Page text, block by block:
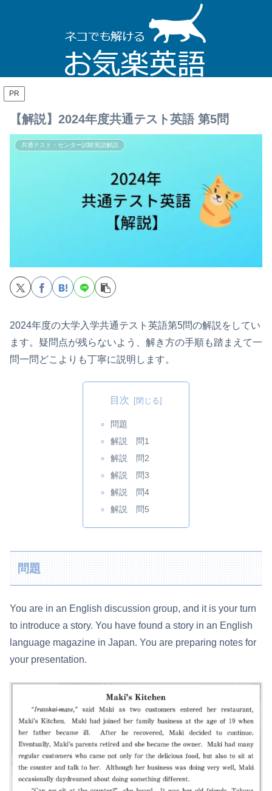
PR
【解説】2024年度共通テスト英語 第5問
共通テスト・センター試験英語解説
2024年度の大学入学共通テスト英語第5問の解説をしてい
ます。疑問点が残らないよう、解き方の手順も踏まえて一
問一問どこよりも丁寧に説明します。
目次
問題
解説 問1
解説 問2
解説 問3
解説 問4
解説 問5
問題
You are in an English discussion group, and it is your turn
to introduce a story. You have found a story in an English
language magazine in Japan. You are preparing notes for
your presentation.